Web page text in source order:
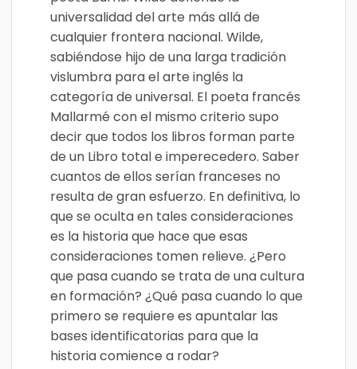
universalidad del arte más allá de
cualquier frontera nacional. Wilde,
sabiéndose hijo de una larga tradición
vislumbra para el arte inglés la
categoría de universal. El poeta francés
Mallarmé con el mismo criterio supo
decir que todos los libros forman parte
de un Libro total e imperecedero. Saber
cuantos de ellos serían franceses no
resulta de gran esfuerzo. En definitiva, lo
que se oculta en tales consideraciones
es la historia que hace que esas
consideraciones tomen relieve. ¿Pero
que pasa cuando se trata de una cultura
en formación? ¿Qué pasa cuando lo que
primero se requiere es apuntalar las
bases identificatorias para que la
historia comience a rodar?